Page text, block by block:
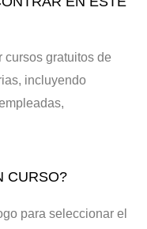
cursos gratuitos de
incluyendo
CURSO?
para seleccionar el